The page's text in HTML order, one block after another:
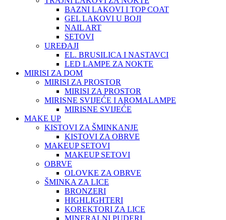
BAZNI LAKOVI I TOP COAT
GEL LAKOVI U BOJI
NAIL ART
SETOVI
UREĐAJI
EL. BRUSILICA I NASTAVCI
LED LAMPE ZA NOKTE
MIRISI ZA DOM
MIRISI ZA PROSTOR
MIRISI ZA PROSTOR
MIRISNE SVIJEĆE I AROMALAMPE
MIRISNE SVIJEĆE
MAKE UP
KISTOVI ZA ŠMINKANJE
KISTOVI ZA OBRVE
MAKEUP SETOVI
MAKEUP SETOVI
OBRVE
OLOVKE ZA OBRVE
ŠMINKA ZA LICE
BRONZERI
HIGHLIGHTERI
KOREKTORI ZA LICE
MINERALNI PUDERI